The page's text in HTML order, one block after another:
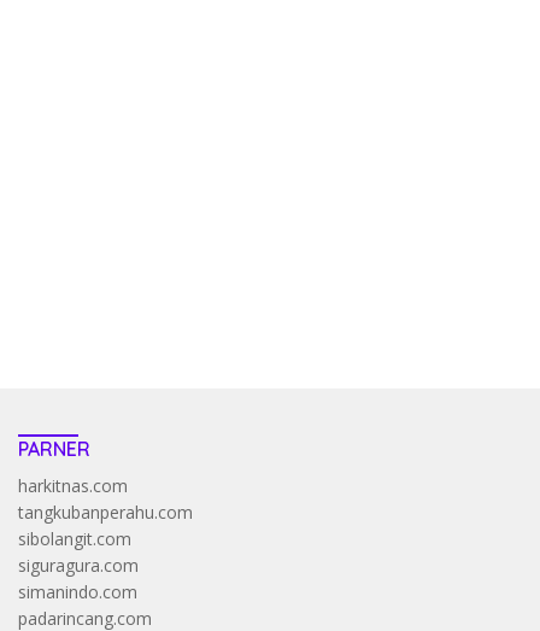
PARNER
harkitnas.com
tangkubanperahu.com
sibolangit.com
siguragura.com
simanindo.com
padarincang.com